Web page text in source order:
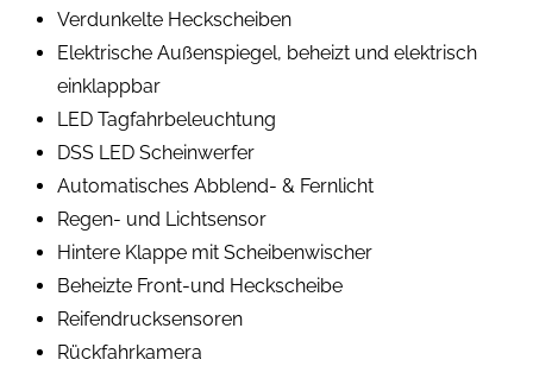
Verdunkelte Heckscheiben
Elektrische Außenspiegel, beheizt und elektrisch
einklappbar
LED Tagfahrbeleuchtung
DSS LED Scheinwerfer
Automatisches Abblend- & Fernlicht
Regen- und Lichtsensor
Hintere Klappe mit Scheibenwischer
Beheizte Front-und Heckscheibe
Reifendrucksensoren
Rückfahrkamera